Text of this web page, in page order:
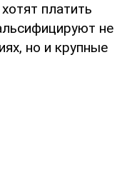
платить
не
но и крупные